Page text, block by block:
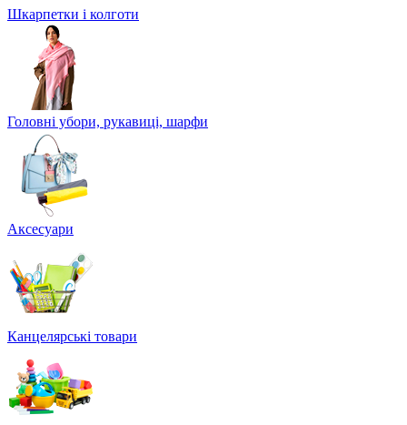
Шкарпетки і колготи
Головні убори, рукавиці, шарфи
Аксесуари
Канцелярські товари